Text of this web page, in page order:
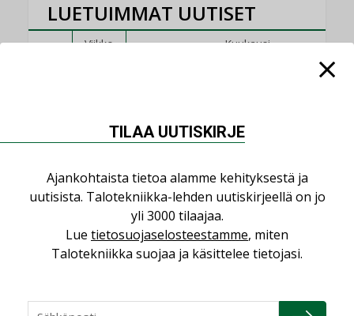
LUETUIMMAT UUTISET
Viikko Kuukausi
Jarno Hacklin Cervin yrityskaupasta:
yhdistävät useita teknisiä osaamisalueita
saman katon alle”
Sähköistyminen kasvaa voimakkaasti:
”Tulevat kilpailuedut syntyvät, kun
TILAA UUTISKIRJE
Ajankohtaista tietoa alamme kehityksestä ja
uutisista. Talotekniikka-lehden uutiskirjeellä on jo
yli 3000 tilaajaa.
Lue tietosuojaselosteestamme, miten
Talotekniikka suojaa ja käsittelee tietojasi.